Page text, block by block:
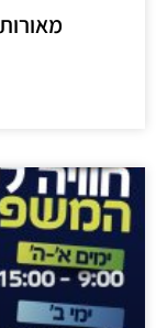
מאורות –